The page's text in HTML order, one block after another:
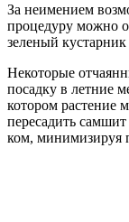
За неимением
процедуру можно
зеленый
Некоторые
посадку в летние
котором растение
пересадить самшит
ком, минимизируя